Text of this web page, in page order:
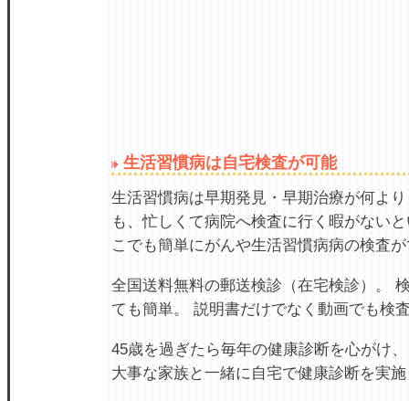
生活習慣病は自宅検査が可能
生活習慣病は早期発見・早期治療が何よ
も、忙しくて病院へ検査に行く暇がない
こでも簡単にがんや生活習慣病病の検査
全国送料無料の郵送検診（在宅検診）。
ても簡単。 説明書だけでなく動画でも検
45歳を過ぎたら毎年の健康診断を心がけ、
大事な家族と一緒に自宅で健康診断を実